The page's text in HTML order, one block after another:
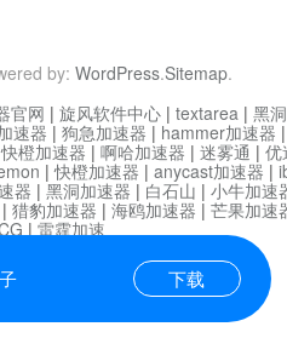
by: WordPress.Sitemap.
下载
官网 | 旋风软件中心 | textarea | 黑
速器 | 狗急加速器 | hammer加速器
快橙加速器 | 啊哈加速器 | 迷雾通 | 优
|快橙加速器 | anycast加速器 |
器 | 黑洞加速器 | 白石山 | 小牛加速
| 猎豹加速器 | 海鸥加速器 | 芒果加速
|雷霆加速